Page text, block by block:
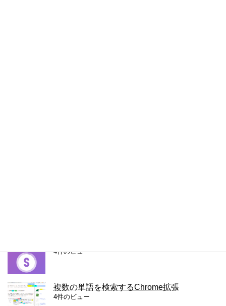
4件のビュー
複数の単語を検索するChrome拡張
4件のビュー